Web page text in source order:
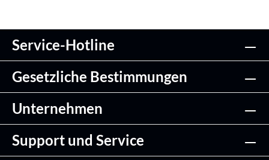
Service-Hotline
Gesetzliche Bestimmungen
Unternehmen
Support und Service